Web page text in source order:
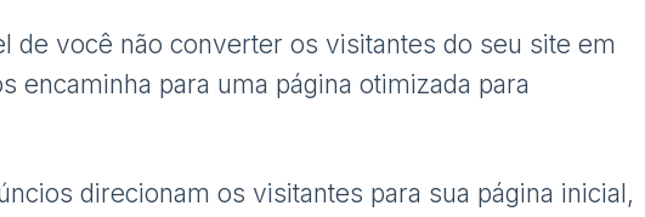
de você não converter os visitantes do seu site em
encaminha para uma página otimizada para
direcionam os visitantes para sua página inicial,